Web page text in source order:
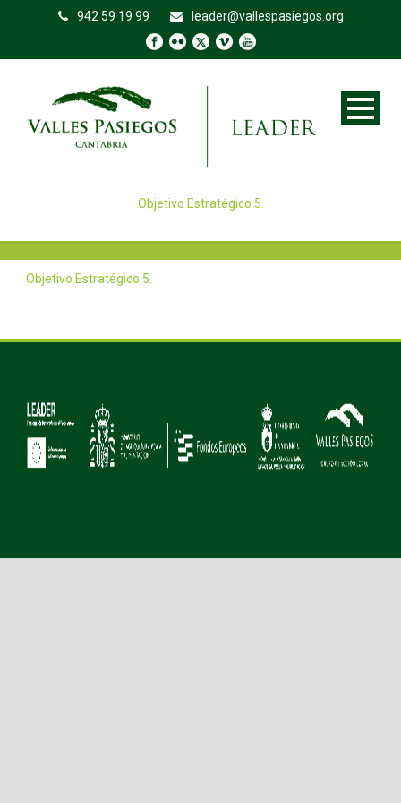
942 59 19 99 leader@vallespasiegos.org
Objetivo Estratégico 5.
Objetivo Estratégico 5.